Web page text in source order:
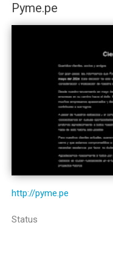
Pyme.pe
http://pyme.pe
Status